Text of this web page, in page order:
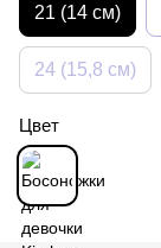
21 (14 см)
24 (15,8 см)
Цвет